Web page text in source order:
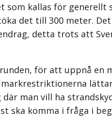
kallas för
det till 300 meter.
detta trots att
för att uppnå en
man vill ha
ska komma i fråga i